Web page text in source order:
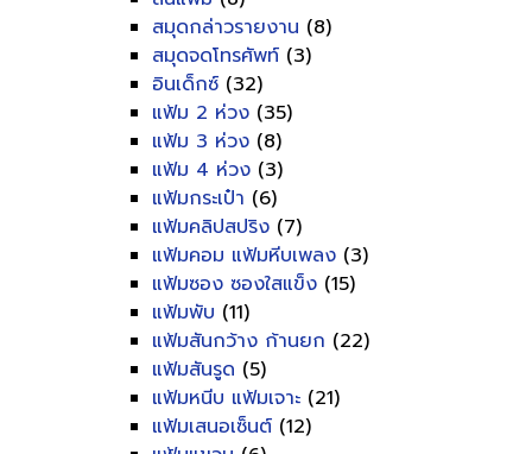
สมุดกล่าวรายงาน (8)
สมุดจดโทรศัพท์ (3)
อินเด็กซ์ (32)
แฟ้ม 2 ห่วง (35)
แฟ้ม 3 ห่วง (8)
แฟ้ม 4 ห่วง (3)
แฟ้มกระเป๋า (6)
แฟ้มคลิปสปริง (7)
แฟ้มคอม แฟ้มหีบเพลง (3)
แฟ้มซอง ซองใสแข็ง (15)
แฟ้มพับ (11)
แฟ้มสันกว้าง ก้านยก (22)
แฟ้มสันรูด (5)
แฟ้มหนีบ แฟ้มเจาะ (21)
แฟ้มเสนอเซ็นต์ (12)